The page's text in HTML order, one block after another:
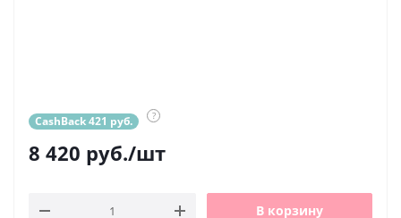
CashBack 421 руб. ?
8 420 руб./шт
В корзину